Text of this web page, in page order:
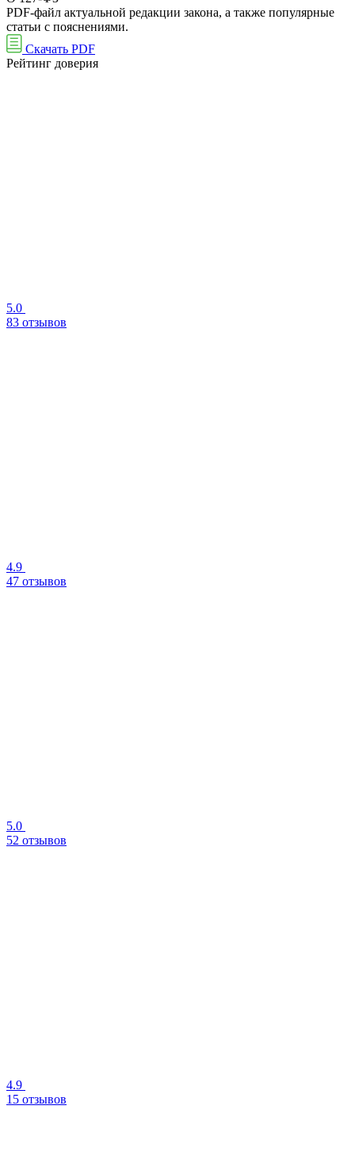
PDF-файл актуальной редакции закона, а также популярные
статьи с пояснениями.
Скачать PDF
Рейтинг доверия
5.0
83 отзывов
4.9
47 отзывов
5.0
52 отзывов
4.9
15 отзывов